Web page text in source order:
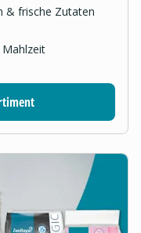
& frische Zutaten